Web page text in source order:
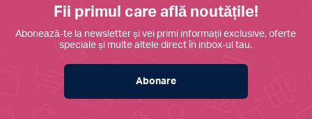
Fii primul care află noutățile!
Abonează-te la newsletter și vei primi informații exclusive, oferte
speciale și multe altele direct în inbox-ul tau.
Abonare